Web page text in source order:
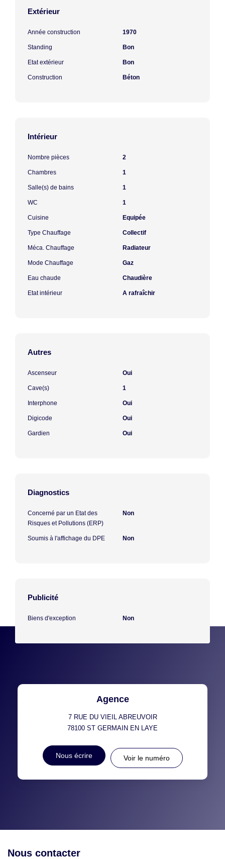
Extérieur
Année construction 1970
Standing Bon
Etat extérieur Bon
Construction Béton
Intérieur
Nombre pièces 2
Chambres 1
Salle(s) de bains 1
WC 1
Cuisine Equipée
Type Chauffage Collectif
Méca. Chauffage Radiateur
Mode Chauffage Gaz
Eau chaude Chaudière
Etat intérieur A rafraîchir
Autres
Ascenseur Oui
Cave(s) 1
Interphone Oui
Digicode Oui
Gardien Oui
Diagnostics
Concerné par un Etat des
Risques et Pollutions (ERP)
Non
Soumis à l'affichage du DPE Non
Publicité
Biens d'exception Non
Agence
7 RUE DU VIEIL ABREUVOIR
78100 ST GERMAIN EN LAYE
Nous écrire Voir le numéro
Nous contacter